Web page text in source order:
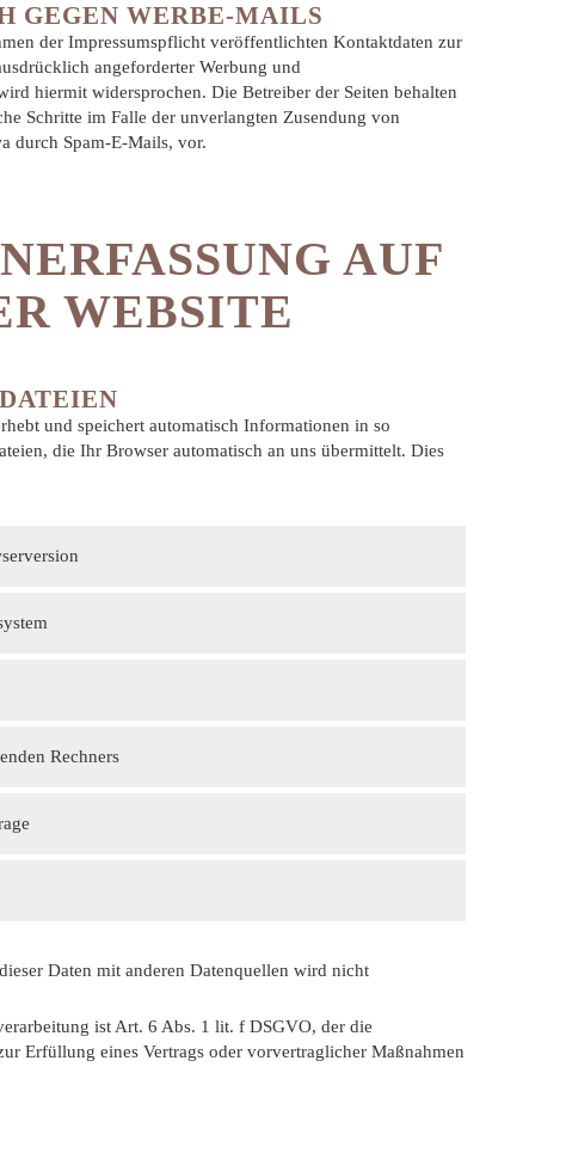
GEGEN WERBE-MAILS
der Impressumspflicht veröffentlichten Kontaktdaten zur
angeforderter Werbung und
hiermit widersprochen. Die Betreiber der Seiten behalten
Schritte im Falle der unverlangten Zusendung von
durch Spam-E-Mails, vor.
AUF
WEBSITE
und speichert automatisch Informationen in so
die Ihr Browser automatisch an uns übermittelt. Dies
Rechners
Daten mit anderen Datenquellen wird nicht
ist Art. 6 Abs. 1 lit. f DSGVO, der die
Erfüllung eines Vertrags oder vorvertraglicher Maßnahmen